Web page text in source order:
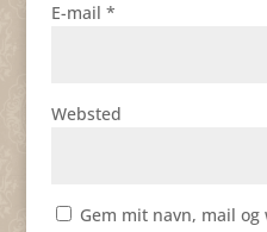
E-mail *
Websted
Gem mit navn, mail